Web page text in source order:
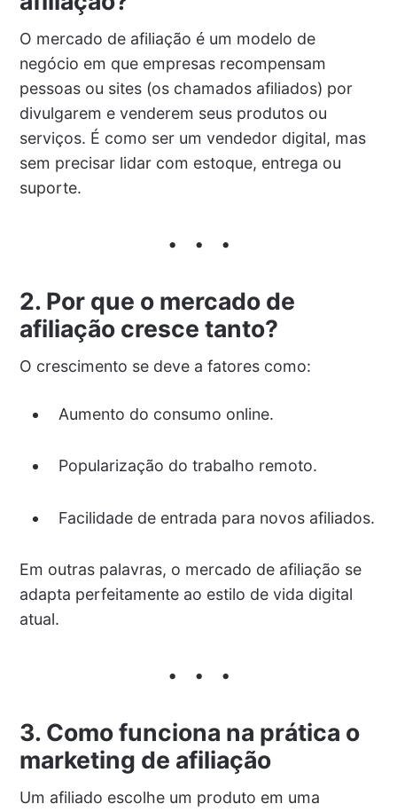
O mercado de afiliação é um modelo de
negócio em que empresas recompensam
pessoas ou sites (os chamados afiliados) por
divulgarem e venderem seus produtos ou
serviços. É como ser um vendedor digital, mas
sem precisar lidar com estoque, entrega ou
suporte.
2. Por que o mercado de
afiliação cresce tanto?
O crescimento se deve a fatores como:
Aumento do consumo online.
Popularização do trabalho remoto.
Facilidade de entrada para novos afiliados.
Em outras palavras, o mercado de afiliação se
adapta perfeitamente ao estilo de vida digital
atual.
3. Como funciona na prática o
marketing de afiliação
Um afiliado escolhe um produto em uma